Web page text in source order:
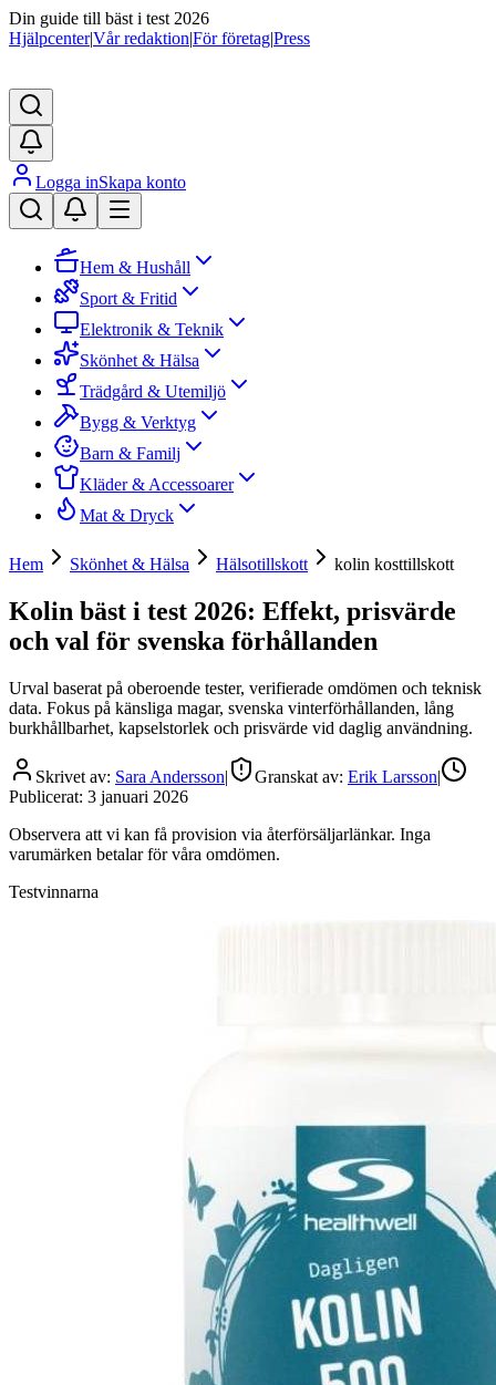
Din guide till bäst i test 2026
Hjälpcenter|Vår redaktion|För företag|Press
Logga inSkapa konto
Hem & Hushåll
Sport & Fritid
Elektronik & Teknik
Skönhet & Hälsa
Trädgård & Utemiljö
Bygg & Verktyg
Barn & Familj
Kläder & Accessoarer
Mat & Dryck
Hem Skönhet & Hälsa Hälsotillskott kolin kosttillskott
Kolin bäst i test 2026: Effekt, prisvärde
och val för svenska förhållanden
Urval baserat på oberoende tester, verifierade omdömen och teknisk
data. Fokus på känsliga magar, svenska vinterförhållanden, lång
burkhållbarhet, kapselstorlek och prisvärde vid daglig användning.
Skrivet av: Sara Andersson| Granskat av: Erik Larsson|
Publicerat: 3 januari 2026
Observera att vi kan få provision via återförsäljarlänkar. Inga
varumärken betalar för våra omdömen.
Testvinnarna